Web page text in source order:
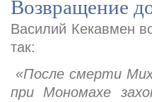
Возвращение
Василий Кекавмен
так:
«После смерти
при Мономахе